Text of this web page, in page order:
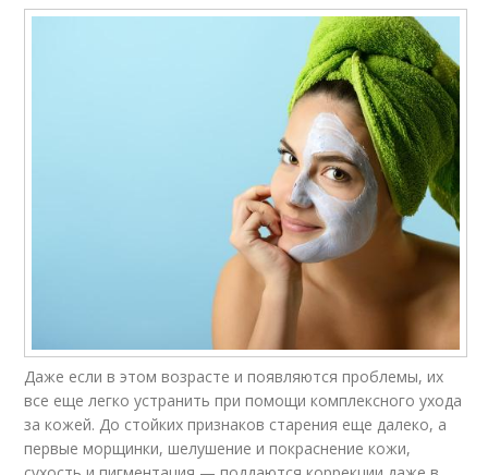
Даже если в этом возрасте и появляются проблемы, их
все еще легко устранить при помощи комплексного ухода
за кожей. До стойких признаков старения еще далеко, а
первые морщинки, шелушение и покраснение кожи,